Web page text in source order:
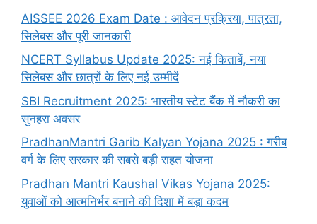
AISSEE 2026 Exam Date : आवेदन प्रक्रिया, पात्रता,
सिलेबस और पूरी जानकारी
NCERT Syllabus Update 2025: नई किताबें, नया
सिलेबस और छात्रों के लिए नई उम्मीदें
SBI Recruitment 2025: भारतीय स्टेट बैंक में नौकरी का
सुनहरा अवसर
PradhanMantri Garib Kalyan Yojana 2025 : गरीब
वर्ग के लिए सरकार की सबसे बड़ी राहत योजना
Pradhan Mantri Kaushal Vikas Yojana 2025:
युवाओं को आत्मनिर्भर बनाने की दिशा में बड़ा कदम